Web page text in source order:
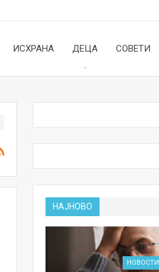
ИСХРАНА ДЕЦА СОВЕТИ
НАЈНОВО
НОВОСТИ